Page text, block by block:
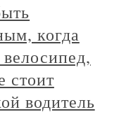
когда
стоит
водитель